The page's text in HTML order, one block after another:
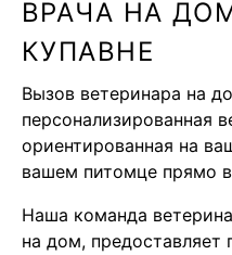
ВРАЧА НА
КУПАВНЕ
Вызов ветеринара на
персонализированная
ориентированная на
вашем питомце прямо
Наша команда
на дом, предоставляет